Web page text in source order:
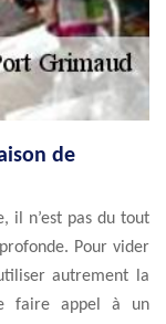
de
il n’est pas du tout
Pour vider
autrement la
faire appel à un